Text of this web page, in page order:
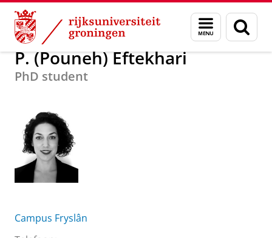
Skip
Content
Skip
Navigation
Menu
en
zoeken
Over ons P. (Pouneh) Eftekhari
P. (Pouneh) Eftekhari
PhD student
Campus Fryslân